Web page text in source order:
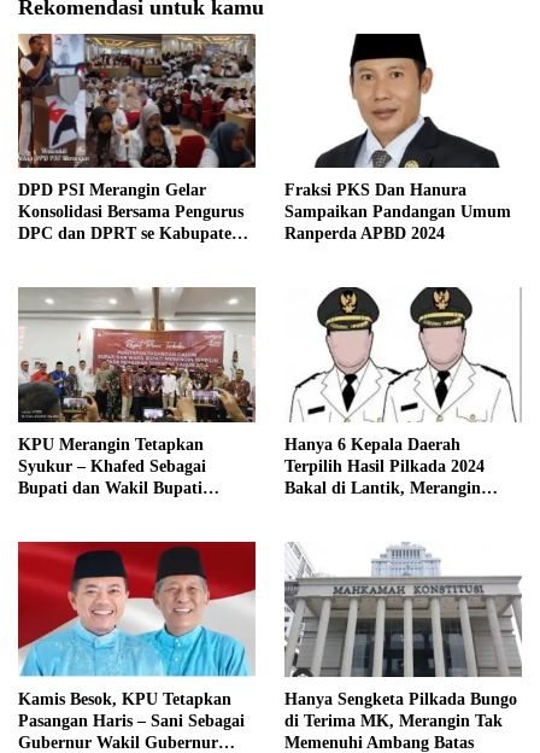
Rekomendasi untuk kamu
DPD PSI Merangin Gelar
Konsolidasi Bersama Pengurus
DPC dan DPRT se Kabupaten
Fraksi PKS Dan Hanura
Sampaikan Pandangan Umum
Ranperda APBD 2024
KPU Merangin Tetapkan
Syukur – Khafed Sebagai
Bupati dan Wakil Bupati
Hanya 6 Kepala Daerah
Terpilih Hasil Pilkada 2024
Bakal di Lantik, Merangin
Kamis Besok, KPU Tetapkan
Pasangan Haris – Sani Sebagai
Gubernur Wakil Gubernur
Hanya Sengketa Pilkada Bungo
di Terima MK, Merangin Tak
Memenuhi Ambang Batas